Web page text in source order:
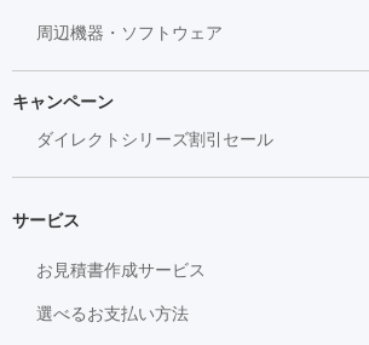
周辺機器・ソフトウェア
キャンペーン
ダイレクトシリーズ割引セール
サービス
お見積書作成サービス
選べるお支払い方法